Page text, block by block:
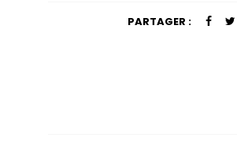
PARTAGER :